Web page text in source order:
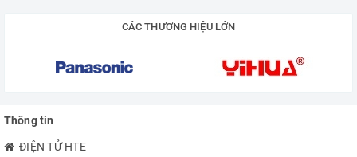
CÁC THƯƠNG HIỆU LỚN
Thông tin
ĐIỆN TỬ HTE